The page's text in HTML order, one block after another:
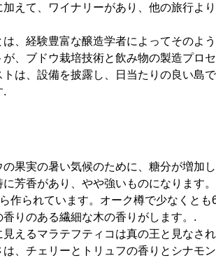
えて、ワイナリーがあり、他の旅行よ
、経験豊富な醸造学者によってそのよ
、ブドウ栽培技術と飲み物の製造プロ
は、設備を披露し、日当たりの良い島
.
果実の暑い気候のために、糖分が増加
芳香があり、やや強いものになります
作られています。オーク樽で少なくとも
りのある繊細な木の香りがします。.
えるマラテフティコは真の王と見なされ
、チェリーとトリュフの香りとシナモ